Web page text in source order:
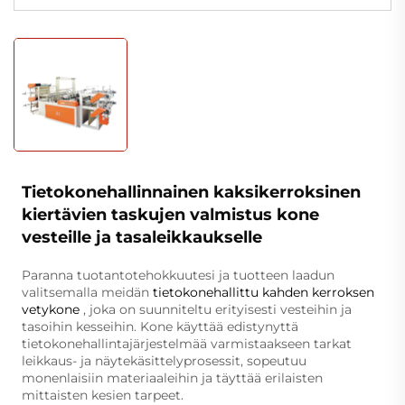
Tietokonehallinnainen kaksikerroksinen
kiertävien taskujen valmistus kone
vesteille ja tasaleikkaukselle
Paranna tuotantotehokkuutesi ja tuotteen laadun
valitsemalla meidän tietokonehallittu kahden kerroksen
vetykone , joka on suunniteltu erityisesti vesteihin ja
tasoihin kesseihin. Kone käyttää edistynyttä
tietokonehallintajärjestelmää varmistaakseen tarkat
leikkaus- ja näytekäsittelyprosessit, sopeutuu
monenlaisiin materiaaleihin ja täyttää erilaisten
mittaisten kesien tarpeet.